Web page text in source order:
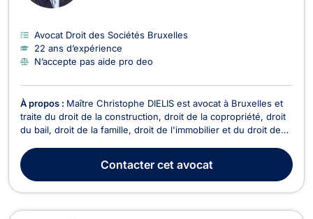
Avocat Droit des Sociétés Bruxelles
22 ans d’expérience
N’accepte pas aide pro deo
À propos : Maître Christophe DIELIS est avocat à Bruxelles et
traite du droit de la construction, droit de la copropriété, droit
du bail, droit de la famille, droit de l'immobilier et du droit des
construction pour retards de livraison, vente en l'état futur
d'achèvement, malfaçons...
Contactercet avocat